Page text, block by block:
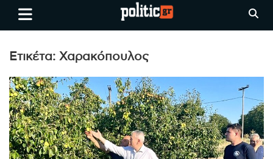
Skip
Ειδήσεις απο τη
Θεσσαλονίκη, την Ελλάδα και
όλο τον Κόσμο
politic.gr
Ετικέτα: Χαρακόπουλος